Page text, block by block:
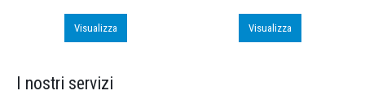
Visualizza Visualizza
I nostri servizi